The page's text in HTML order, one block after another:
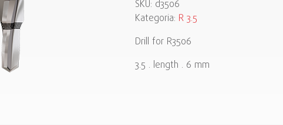
SKU: d3506
Kategoria: R 3.5
Drill for R3506
3.5 . length . 6 mm